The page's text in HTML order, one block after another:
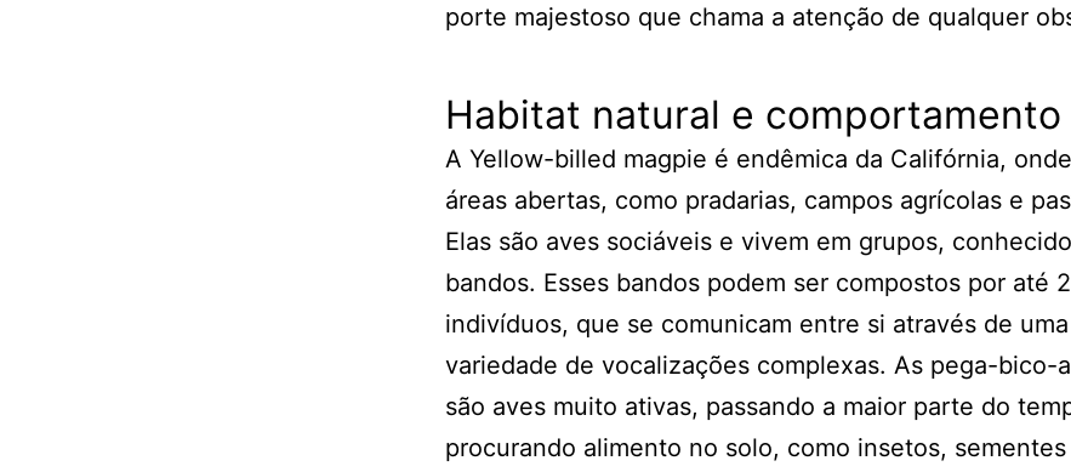
porte majestoso que chama a atenção de qualquer
Habitat natural e comportamento
A Yellow-billed magpie é endêmica da Califórnia,
áreas abertas, como pradarias, campos agrícolas e
Elas são aves sociáveis e vivem em grupos,
bandos. Esses bandos podem ser compostos por até
indivíduos, que se comunicam entre si através de uma
variedade de vocalizações complexas. As pega-bico-
são aves muito ativas, passando a maior parte do
procurando alimento no solo, como insetos, sementes